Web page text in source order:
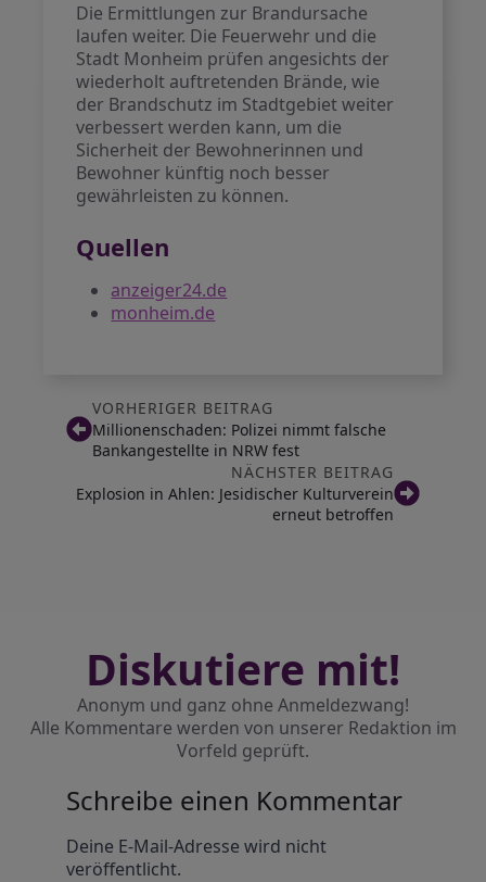
Die Ermittlungen zur Brandursache
laufen weiter. Die Feuerwehr und die
Stadt Monheim prüfen angesichts der
wiederholt auftretenden Brände, wie
der Brandschutz im Stadtgebiet weiter
verbessert werden kann, um die
Sicherheit der Bewohnerinnen und
Bewohner künftig noch besser
gewährleisten zu können.
Quellen
anzeiger24.de
monheim.de
VORHERIGER BEITRAG
Millionenschaden: Polizei nimmt falsche
Bankangestellte in NRW fest
NÄCHSTER BEITRAG
Explosion in Ahlen: Jesidischer Kulturverein
erneut betroffen
Diskutiere mit!
Anonym und ganz ohne Anmeldezwang!
Alle Kommentare werden von unserer Redaktion im
Vorfeld geprüft.
Schreibe einen Kommentar
Deine E-Mail-Adresse wird nicht
veröffentlicht.